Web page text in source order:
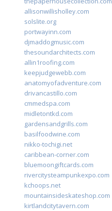
allisonwillisholley.com
solslite.org
portwayinn.com
djmaddogmusic.com
thesoundarchitects.com
allin1roofing.com
keepjudgewebb.com
anatomyofadventure.com
drivancastillo.com
cmmedspa.com
midletontkd.com
gardensandgrills.com
basilfoodwine.com
nikko-tochigi.net
caribbean-corner.com
bluemoongiftcards.com
rivercitysteampunkexpo.com
kchoops.net
mountainsideskateshop.com
kirtlandcitytavern.com